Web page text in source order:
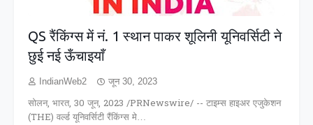
QS रैंकिंग्स में नं. 1 स्थान पाकर शूलिनी यूनिवर्सिटी ने
छुई नई ऊँचाइयाँ
IndianWeb2 जून 30, 2023
सोलन, भारत, 30 जून, 2023 /PRNewswire/ -- टाइम्स हाइअर एजुकेशन
(THE) वर्ल्ड यूनिवर्सिटी रैंकिंग्स मे…